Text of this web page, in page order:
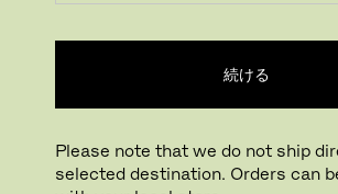
続ける
Please note that we do not ship
selected destination. Orders can